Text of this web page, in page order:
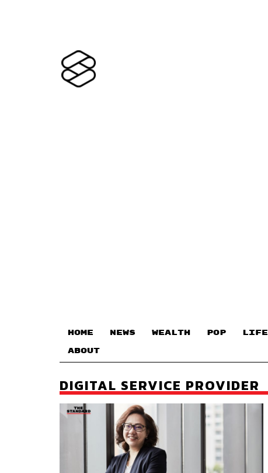
HOME NEWS WEALTH POP LIFE
ABOUT
DIGITAL SERVICE PROVIDER